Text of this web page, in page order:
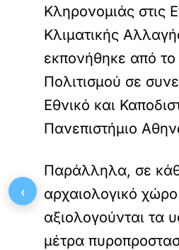
Κληρονομιάς στις
Κλιματικής
εκπονήθηκε από το
Πολιτισμού σε
Εθνικό και
Πανεπιστήμιο
Παράλληλα, σε
αρχαιολογικό χώρο
αξιολογούνται τα
μέτρα
‹